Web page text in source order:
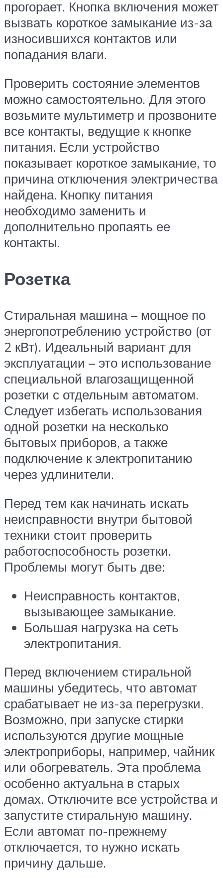
прогорает. Кнопка включения может
вызвать короткое замыкание из-за
износившихся контактов или
попадания влаги.
Проверить состояние элементов
можно самостоятельно. Для этого
возьмите мультиметр и прозвоните
все контакты, ведущие к кнопке
питания. Если устройство
показывает короткое замыкание, то
причина отключения электричества
найдена. Кнопку питания
необходимо заменить и
дополнительно пропаять ее
контакты.
Розетка
Стиральная машина – мощное по
энергопотреблению устройство (от
2 кВт). Идеальный вариант для
эксплуатации – это использование
специальной влагозащищенной
розетки с отдельным автоматом.
Следует избегать использования
одной розетки на несколько
бытовых приборов, а также
подключение к электропитанию
через удлинители.
Перед тем как начинать искать
неисправности внутри бытовой
техники стоит проверить
работоспособность розетки.
Проблемы могут быть две:
Неисправность контактов,
вызывающее замыкание.
Большая нагрузка на сеть
электропитания.
Перед включением стиральной
машины убедитесь, что автомат
срабатывает не из-за перегрузки.
Возможно, при запуске стирки
используются другие мощные
электроприборы, например, чайник
или обогреватель. Эта проблема
особенно актуальна в старых
домах. Отключите все устройства и
запустите стиральную машину.
Если автомат по-прежнему
отключается, то нужно искать
причину дальше.